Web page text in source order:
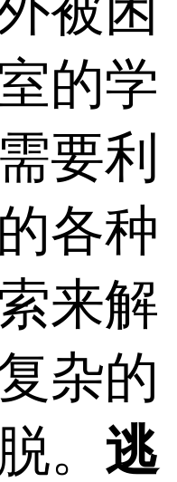
的学
要利
各种
来解
杂的
。 逃